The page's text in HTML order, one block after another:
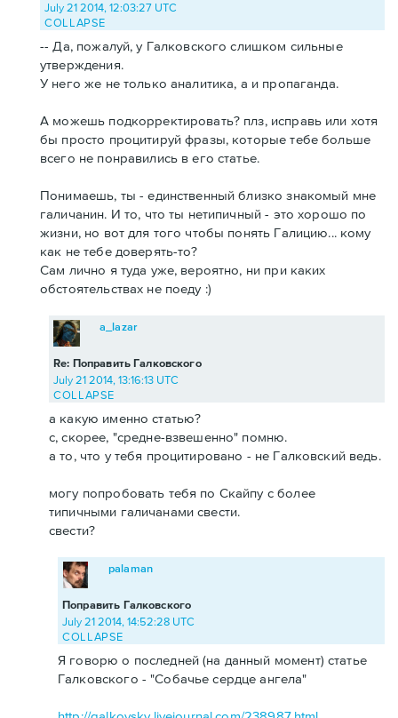
July 21 2014, 12:03:27 UTC
COLLAPSE
-- Да, пожалуй, у Галковского слишком сильные
утверждения.
У него же не только аналитика, а и пропаганда.
А можешь подкорректировать? плз, исправь или хотя
бы просто процитируй фразы, которые тебе больше
всего не понравились в его статье.
Понимаешь, ты - единственный близко знакомый мне
галичанин. И то, что ты нетипичный - это хорошо по
жизни, но вот для того чтобы понять Галицию... кому
как не тебе доверять-то?
Сам лично я туда уже, вероятно, ни при каких
обстоятельствах не поеду :)
Re: Поправить Галковского
a_lazar
July 21 2014, 13:16:13 UTC
COLLAPSE
а какую именно статью?
с, скорее, "средне-взвешенно" помню.
а то, что у тебя процитировано - не Галковский ведь.
могу попробовать тебя по Скайпу с более
типичными галичанами свести.
свести?
Поправить Галковского
palaman
July 21 2014, 14:52:28 UTC
COLLAPSE
Я говорю о последней (на данный момент) статье
Галковского - "Собачье сердце ангела"